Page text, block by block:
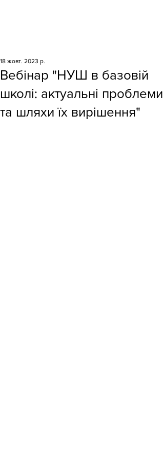
Вебінар "НУШ в базовій
школі: актуальні проблеми
та шляхи їх вирішення"
18 жовт. 2023 р.